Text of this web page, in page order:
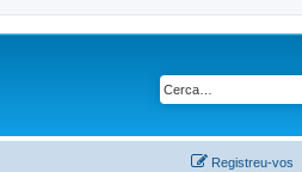
Registreu-vos